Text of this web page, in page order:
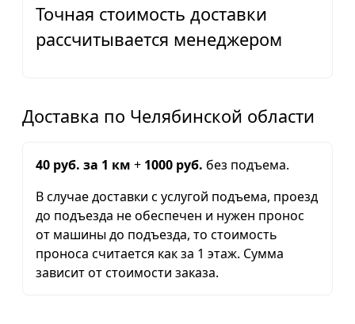
Точная стоимость доставки
рассчитывается менеджером
Доставка по Челябинской области
40 руб. за 1 км + 1000 руб. без подъема.
В случае доставки с услугой подъема, проезд
до подъезда не обеспечен и нужен пронос
от машины до подъезда, то стоимость
проноса считается как за 1 этаж. Сумма
зависит от стоимости заказа.